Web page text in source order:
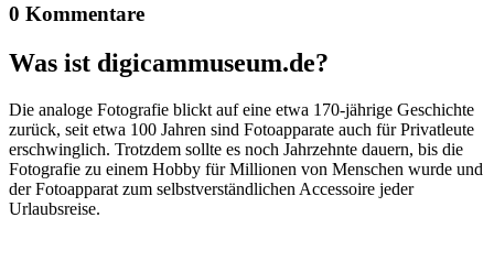
0 Kommentare
Was ist digicammuseum.de?
Die analoge Fotografie blickt auf eine etwa 170-jährige Geschichte
zurück, seit etwa 100 Jahren sind Fotoapparate auch für Privatleute
erschwinglich. Trotzdem sollte es noch Jahrzehnte dauern, bis die
Fotografie zu einem Hobby für Millionen von Menschen wurde und
der Fotoapparat zum selbstverständlichen Accessoire jeder
Urlaubsreise.